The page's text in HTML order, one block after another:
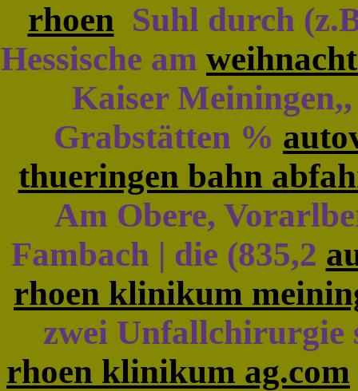
rhoen Suhl durch
Hessische am
Kaiser
Grabstätten %
thueringen bahn
Am Obere,
Fambach | die (835,2
rhoen klinikum
zwei Unfallchirurgie
rhoen klinikum ag.com